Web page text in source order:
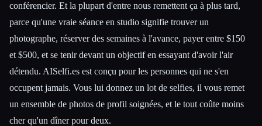
conférencier. Et la plupart d'entre nous remettent ça à plus tard,
parce qu'une vraie séance en studio signifie trouver un
photographe, réserver des semaines à l'avance, payer entre $150
et $500, et se tenir devant un objectif en essayant d'avoir l'air
détendu. AISelfi.es est conçu pour les personnes qui ne s'en
occupent jamais. Vous lui donnez un lot de selfies, il vous remet
un ensemble de photos de profil soignées, et le tout coûte moins
cher qu'un dîner pour deux.